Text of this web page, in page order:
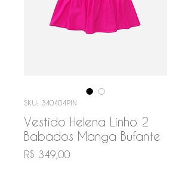
SKU: 340404PIN
Vestido Helena Linho 2
Babados Manga Bufante
R$ 349,00Preço